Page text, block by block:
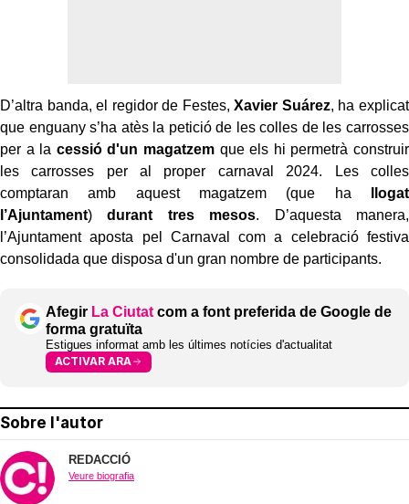
D’altra banda, el regidor de Festes,Xavier Suárez, ha explicat
que enguany s’ha atès la petició de les colles de les carrosses
per a la cessió d'un magatzemque els hi permetrà construir
les carrosses per al proper carnaval 2024. Les colles
comptaran amb aquest magatzem (que ha
llogat
l’Ajuntament)durant tres mesos. D’aquesta manera,
l’Ajuntament aposta pel Carnaval com a celebració festiva
consolidada que disposa d'un gran nombre de participants.
Afegir La Ciutat com a font preferida de Google de
forma gratuïta
Estigues informat amb les últimes notícies d'actualitat
ACTIVAR ARA
Sobre l'autor
REDACCIÓ
Veure biografia